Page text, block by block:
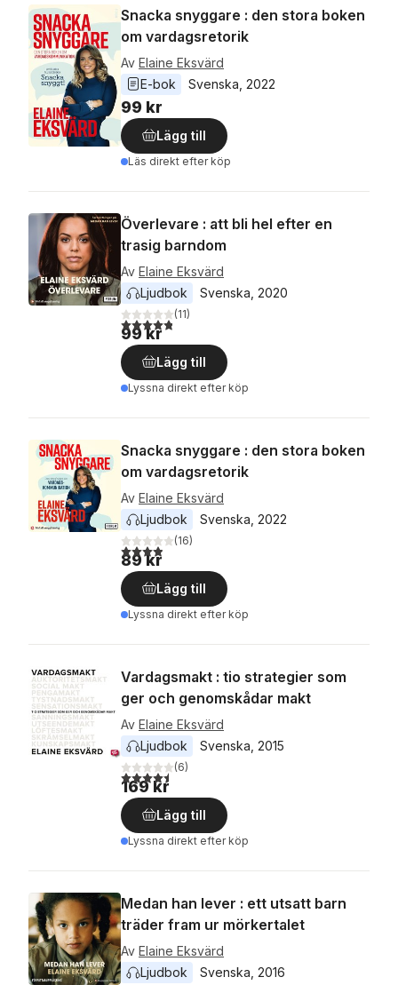
Snacka snyggare : den stora boken
om vardagsretorik
Av Elaine Eksvärd
E-bok
Svenska 2022
99 kr
Lägg till
Läs direkt efter köp
Överlevare : att bli hel efter en
trasig barndom
Av Elaine Eksvärd
Ljudbok
Svenska 2020
4,8utav 5 stjärnor. Totalt antal röster:
(11)
99 kr
Lägg till
Lyssna direkt efter köp
Snacka snyggare : den stora boken
om vardagsretorik
Av Elaine Eksvärd
Ljudbok
Svenska 2022
3,9utav 5 stjärnor. Totalt antal röster:
(16)
89 kr
Lägg till
Lyssna direkt efter köp
Vardagsmakt : tio strategier som
ger och genomskådar makt
Av Elaine Eksvärd
Ljudbok
Svenska 2015
4,5utav 5 stjärnor. Totalt antal röster:
(6)
169 kr
Lägg till
Lyssna direkt efter köp
Medan han lever : ett utsatt barn
träder fram ur mörkertalet
Av Elaine Eksvärd
Ljudbok
Svenska 2016